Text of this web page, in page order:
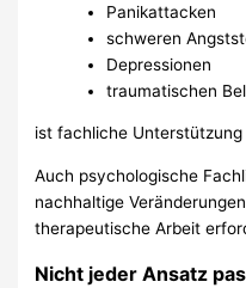
Panikattacken
schweren
Depressionen
traumatischen
ist fachliche
Auch psychologische
nachhaltige
therapeutische Arbeit
Nicht jeder Ansatz